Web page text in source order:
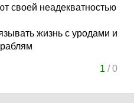
своей неадекватностью
жизнь с уродами и
1 /0